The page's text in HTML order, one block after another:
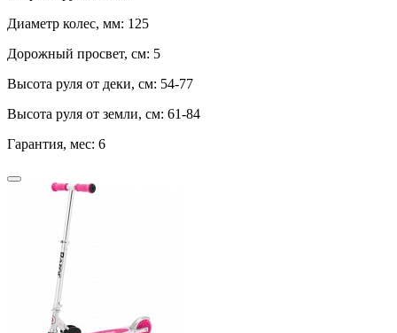
Диаметр колес, мм: 125
Дорожный просвет, см: 5
Высота руля от деки, см: 54-77
Высота руля от земли, см: 61-84
Гарантия, мес: 6